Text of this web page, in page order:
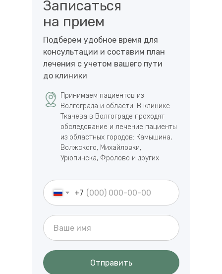
+7
Отправить
Записаться
на прием
Принимаем пациентов из
Волгограда и области. В клинике
Ткачева в Волгограде проходят
обследование и лечение пациенты
из областных городов: Камышина,
Волжского, Михайловки,
Урюпинска, Фролово и других
Подберем удобное время для
консультации и составим план
лечения с учетом вашего пути
до клиники